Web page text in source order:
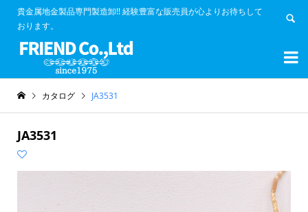
貴金属地金製品専門製造卸!! 経験豊富な販売員が心よりお待ちして
おります。


カタログ JA3531
JA3531